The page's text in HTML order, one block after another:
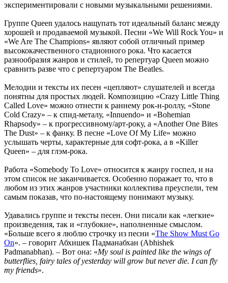
экспериментировали с новыми музыкальными решениями.
Группе Queen удалось нащупать тот идеальный баланс между
хорошей и продаваемой музыкой. Песни «We Will Rock You» и
«We Are The Champions» являют собой отличный пример
высококачественного стадионного рока. Что касается
разнообразия жанров и стилей, то репертуар Queen можно
сравнить разве что с репертуаром The Beatles.
Мелодии и тексты их песен «цепляют» слушателей и всегда
понятны для простых людей. Композицию «Crazy Little Thing
Called Love» можно отнести к раннему рок-н-роллу, «Stone
Cold Crazy» – к спид-металу, «Innuendo» и «Bohemian
Rhapsody» – к прогрессивному/арт-року, а «Another One Bites
The Dust» – к фанку. В песне «Love Of My Life» можно
услышать черты, характерные для софт-рока, а в «Killer
Queen» – для глэм-рока.
Работа «Somebody To Love» относится к жанру госпел, и на
этом список не заканчивается. Особенно поражает то, что в
любом из этих жанров участники коллектива преуспели, тем
самым показав, что по-настоящему понимают музыку.
Удавались группе и тексты песен. Они писали как «легкие»
произведения, так и «глубокие», наполненные смыслом.
«Больше всего я люблю строчку из песни «The Show Must Go
On». – говорит Абхишек Падманабхан (Abhishek
Padmanabhan). – Вот она: «My soul is painted like the wings of
butterflies, fairy tales of yesterday will grow but never die. I can fly
my friends».